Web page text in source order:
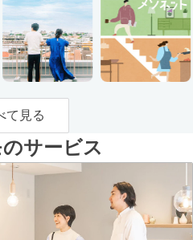
て見る
サービス